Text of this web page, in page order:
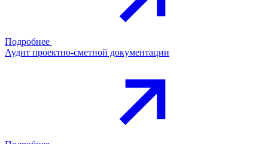
Подробнее
Аудит проектно-сметной документации